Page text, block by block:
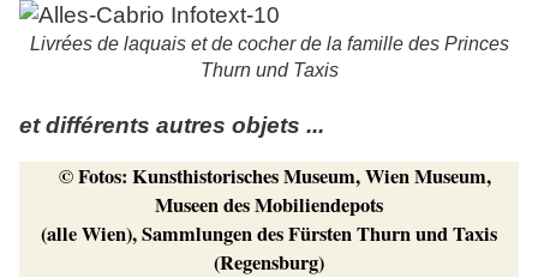
Livrées de laquais et de cocher de la famille des Princes
Thurn und Taxis
et différents autres objets ...
© Fotos: Kunsthistorisches Museum, Wien Museum,
Museen des Mobiliendepots
(alle Wien), Sammlungen des Fürsten Thurn und Taxis
(Regensburg)